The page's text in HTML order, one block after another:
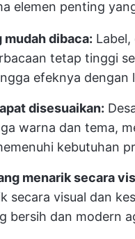
elemen penting
mudah dibaca:
tetap tinggi
efeknya dengan
disesuaikan:
warna dan tema,
kebutuhan
menarik secara
secara visual dan
bersih dan modern